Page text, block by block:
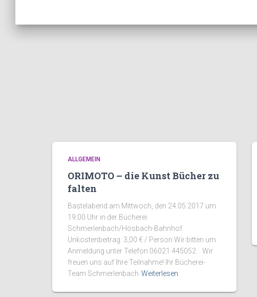
ALLGEMEIN
ORIMOTO – die Kunst Bücher zu
falten
Bastelabend am Mittwoch, den 24.05.2017 um
19:00 Uhr in der Bücherei
Schmerlenbach/Hösbach-Bahnhof.
Unkostenbeitrag: 3,00 € / Person Wir bitten um
Anmeldung unter Telefon 06021 445052. Wir
freuen uns auf Ihre Teilnahme! Ihr Bücherei-
Team Schmerlenbach Weiterlesen